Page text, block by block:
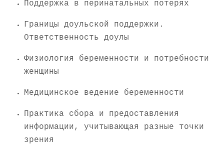
Поддержка в перинатальных потерях
Границы доульской поддержки.
Ответственность доулы
Физиология беременности и потребности
женщины
Медицинское ведение беременности
Практика сбора и предоставления
информации, учитывающая разные точки
зрения